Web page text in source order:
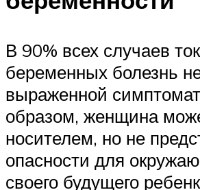
В 90% всех случаев
беременных болезнь
выраженной
образом, женщина
носителем, но не
опасности для
своего будущего